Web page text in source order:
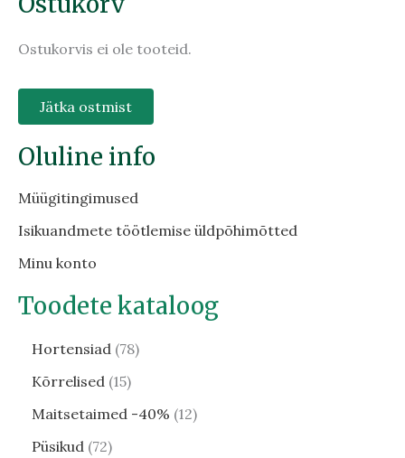
Ostukorvis ei ole tooteid.
Jätka ostmist
Oluline info
Müügitingimused
Isikuandmete töötlemise üldpõhimõtted
Minu konto
Toodete kataloog
Hortensiad 78
Kõrrelised 15
Maitsetaimed -40% 12
Püsikud 72